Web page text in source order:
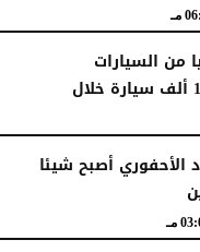
مـ
من السيارات
الكهربائية تتجاوز 100 ألف سيارة خلال
الأحفوري أصبح شيئا
مـ